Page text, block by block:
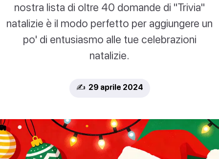
nostra lista di oltre 40 domande di "Trivia"
natalizie è il modo perfetto per aggiungere un
po' di entusiasmo alle tue celebrazioni
natalizie.
✍️ 29 aprile 2024